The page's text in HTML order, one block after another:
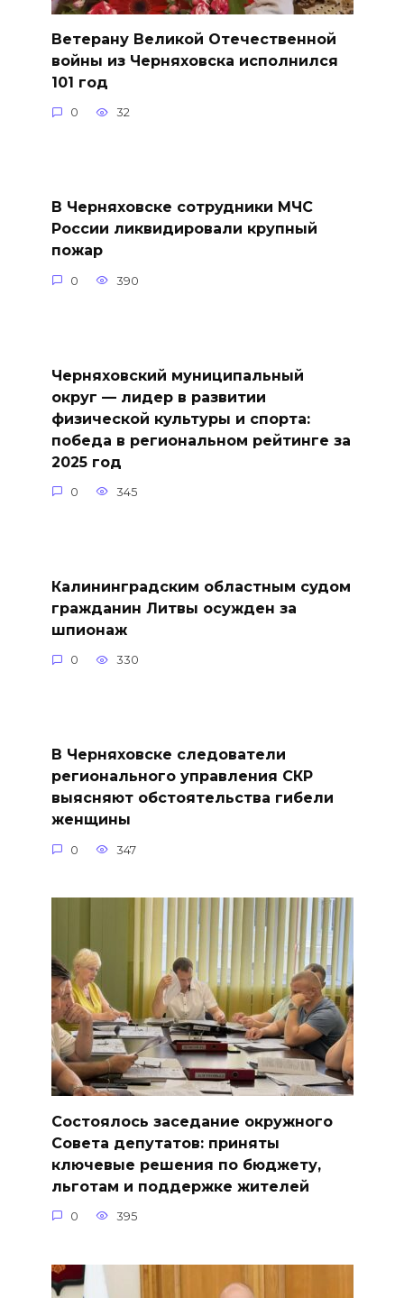
Ветерану Великой Отечественной
войны из Черняховска исполнился
101 год
0 32
В Черняховске сотрудники МЧС
России ликвидировали крупный
пожар
0 390
Черняховский муниципальный
округ — лидер в развитии
физической культуры и спорта:
победа в региональном рейтинге за
2025 год
0 345
Калининградским областным судом
гражданин Литвы осужден за
шпионаж
0 330
В Черняховске следователи
регионального управления СКР
выясняют обстоятельства гибели
женщины
0 347
Состоялось заседание окружного
Совета депутатов: приняты
ключевые решения по бюджету,
льготам и поддержке жителей
0 395